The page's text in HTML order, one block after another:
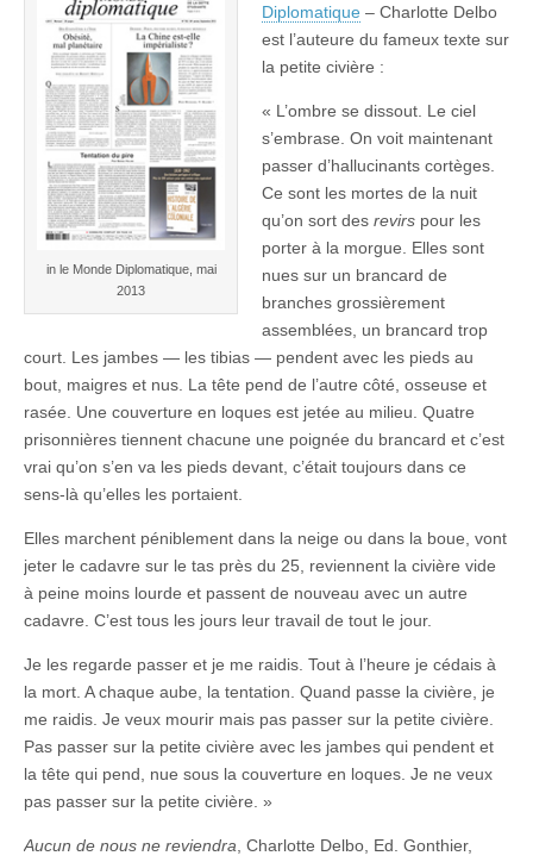
in le Monde Diplomatique, mai
2013
Diplomatique – Charlotte Delbo
est l’auteure du fameux texte sur
la petite civière :
« L’ombre se dissout. Le ciel
s’embrase. On voit maintenant
passer d’hallucinants cortèges.
Ce sont les mortes de la nuit
qu’on sort des revirs pour les
porter à la morgue. Elles sont
nues sur un brancard de
branches grossièrement
assemblées, un brancard trop
court. Les jambes — les tibias — pendent avec les pieds au
bout, maigres et nus. La tête pend de l’autre côté, osseuse et
rasée. Une couverture en loques est jetée au milieu. Quatre
prisonnières tiennent chacune une poignée du brancard et c’est
vrai qu’on s’en va les pieds devant, c’était toujours dans ce
sens-là qu’elles les portaient.
Elles marchent péniblement dans la neige ou dans la boue, vont
jeter le cadavre sur le tas près du 25, reviennent la civière vide
à peine moins lourde et passent de nouveau avec un autre
cadavre. C’est tous les jours leur travail de tout le jour.
Je les regarde passer et je me raidis. Tout à l’heure je cédais à
la mort. A chaque aube, la tentation. Quand passe la civière, je
me raidis. Je veux mourir mais pas passer sur la petite civière.
Pas passer sur la petite civière avec les jambes qui pendent et
la tête qui pend, nue sous la couverture en loques. Je ne veux
pas passer sur la petite civière. »
Aucun de nous ne reviendra , Charlotte Delbo, Ed. Gonthier,